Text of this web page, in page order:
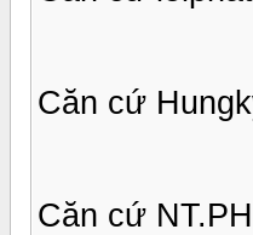
Căn cứ
Căn cứ